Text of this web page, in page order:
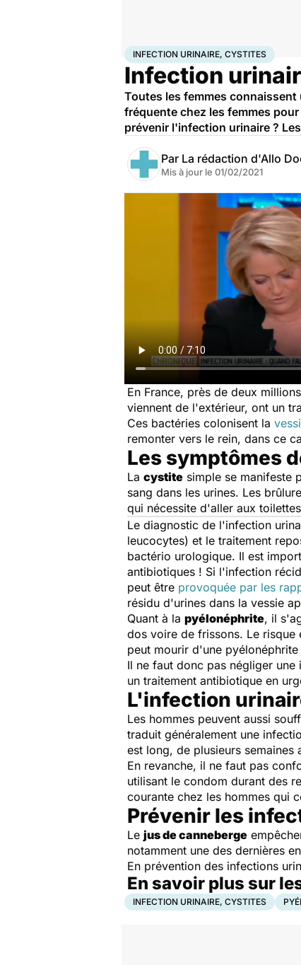
AccueilSantéInfection urinaire, cystites
INFECTION URINAIRE, CYSTITES
Infection
Toutes les femmes
fréquente chez les femmes
prévenir l'infection urinaire ?
Par La rédaction d'Allo
Mis à jour le 01/02/2021
En France, près de deux
viennent de l'extérieur, ont un
Ces bactéries colonisent la
remonter vers le rein, dans ce
Les symptômes
La cystite simple se manifeste
sang dans les urines. Les
qui nécessite d'aller aux
Le diagnostic de l'infection
leucocytes) et le traitement
bactério urologique. Il est
antibiotiques ! Si l'infection
peut être provoquée par les
résidu d'urines dans la vessie
Quant à la pyélonéphrite, il
dos voire de frissons. Le risque
peut mourir d'une
Il ne faut donc pas négliger
un traitement antibiotique en
L'infection
Les hommes peuvent aussi
traduit généralement une
est long, de plusieurs
En revanche, il ne faut pas
utilisant le condom durant des
courante chez les hommes qui
Prévenir les
Le jus de canneberge
notamment une des dernières
En prévention des infections
En savoir plus sur
INFECTION URINAIRE, CYSTITES